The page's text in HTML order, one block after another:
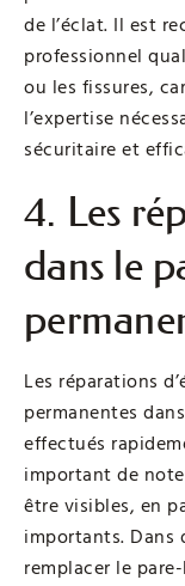
de l’éclat. Il est
professionnel
ou les fissures,
l’expertise
sécuritaire et
4. Les
dans le
Les réparations
permanentes
effectués
important de
être visibles, en
importants. Dans
remplacer le